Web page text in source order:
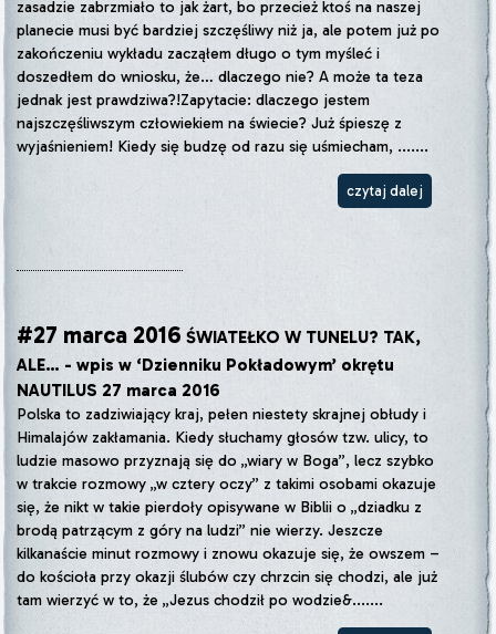
zasadzie zabrzmiało to jak żart, bo przecież ktoś na naszej
planecie musi być bardziej szczęśliwy niż ja, ale potem już po
zakończeniu wykładu zacząłem długo o tym myśleć i
doszedłem do wniosku, że… dlaczego nie? A może ta teza
jednak jest prawdziwa?!Zapytacie: dlaczego jestem
najszczęśliwszym człowiekiem na świecie? Już śpieszę z
wyjaśnieniem! Kiedy się budzę od razu się uśmiecham, .......
czytaj dalej
#27 marca 2016 ŚWIATEŁKO W TUNELU? TAK,
ALE… - wpis w ‘Dzienniku Pokładowym’ okrętu
NAUTILUS 27 marca 2016
Polska to zadziwiający kraj, pełen niestety skrajnej obłudy i
Himalajów zakłamania. Kiedy słuchamy głosów tzw. ulicy, to
ludzie masowo przyznają się do „wiary w Boga”, lecz szybko
w trakcie rozmowy „w cztery oczy” z takimi osobami okazuje
się, że nikt w takie pierdoły opisywane w Biblii o „dziadku z
brodą patrzącym z góry na ludzi” nie wierzy. Jeszcze
kilkanaście minut rozmowy i znowu okazuje się, że owszem –
do kościoła przy okazji ślubów czy chrzcin się chodzi, ale już
tam wierzyć w to, że „Jezus chodził po wodzie&.......